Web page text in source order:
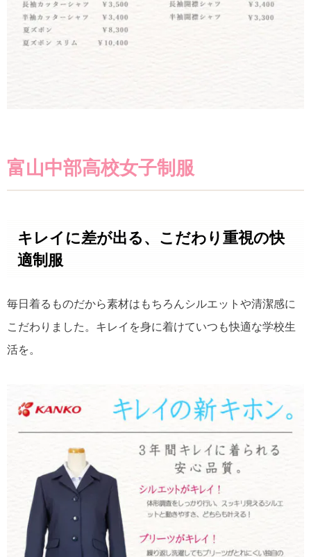
富山中部高校女子制服
キレイに差が出る、こだわり重視の快
適制服
毎日着るものだから素材はもちろんシルエットや清潔感に
こだわりました。キレイを身に着けていつも快適な学校生
活を。